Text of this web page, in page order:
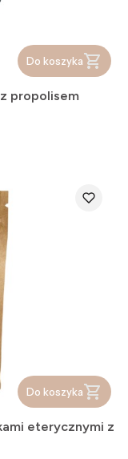
Do koszyka
Masło do kąpieli i wcierania w skórę z propolisem
Do koszyka